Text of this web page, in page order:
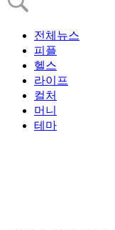
전체뉴스
피플
헬스
라이프
컬처
머니
테마